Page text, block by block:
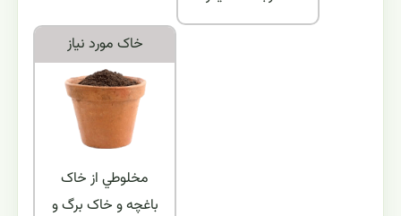
خاک مورد نياز
مخلوطي از خاک
باغچه و خاک برگ و